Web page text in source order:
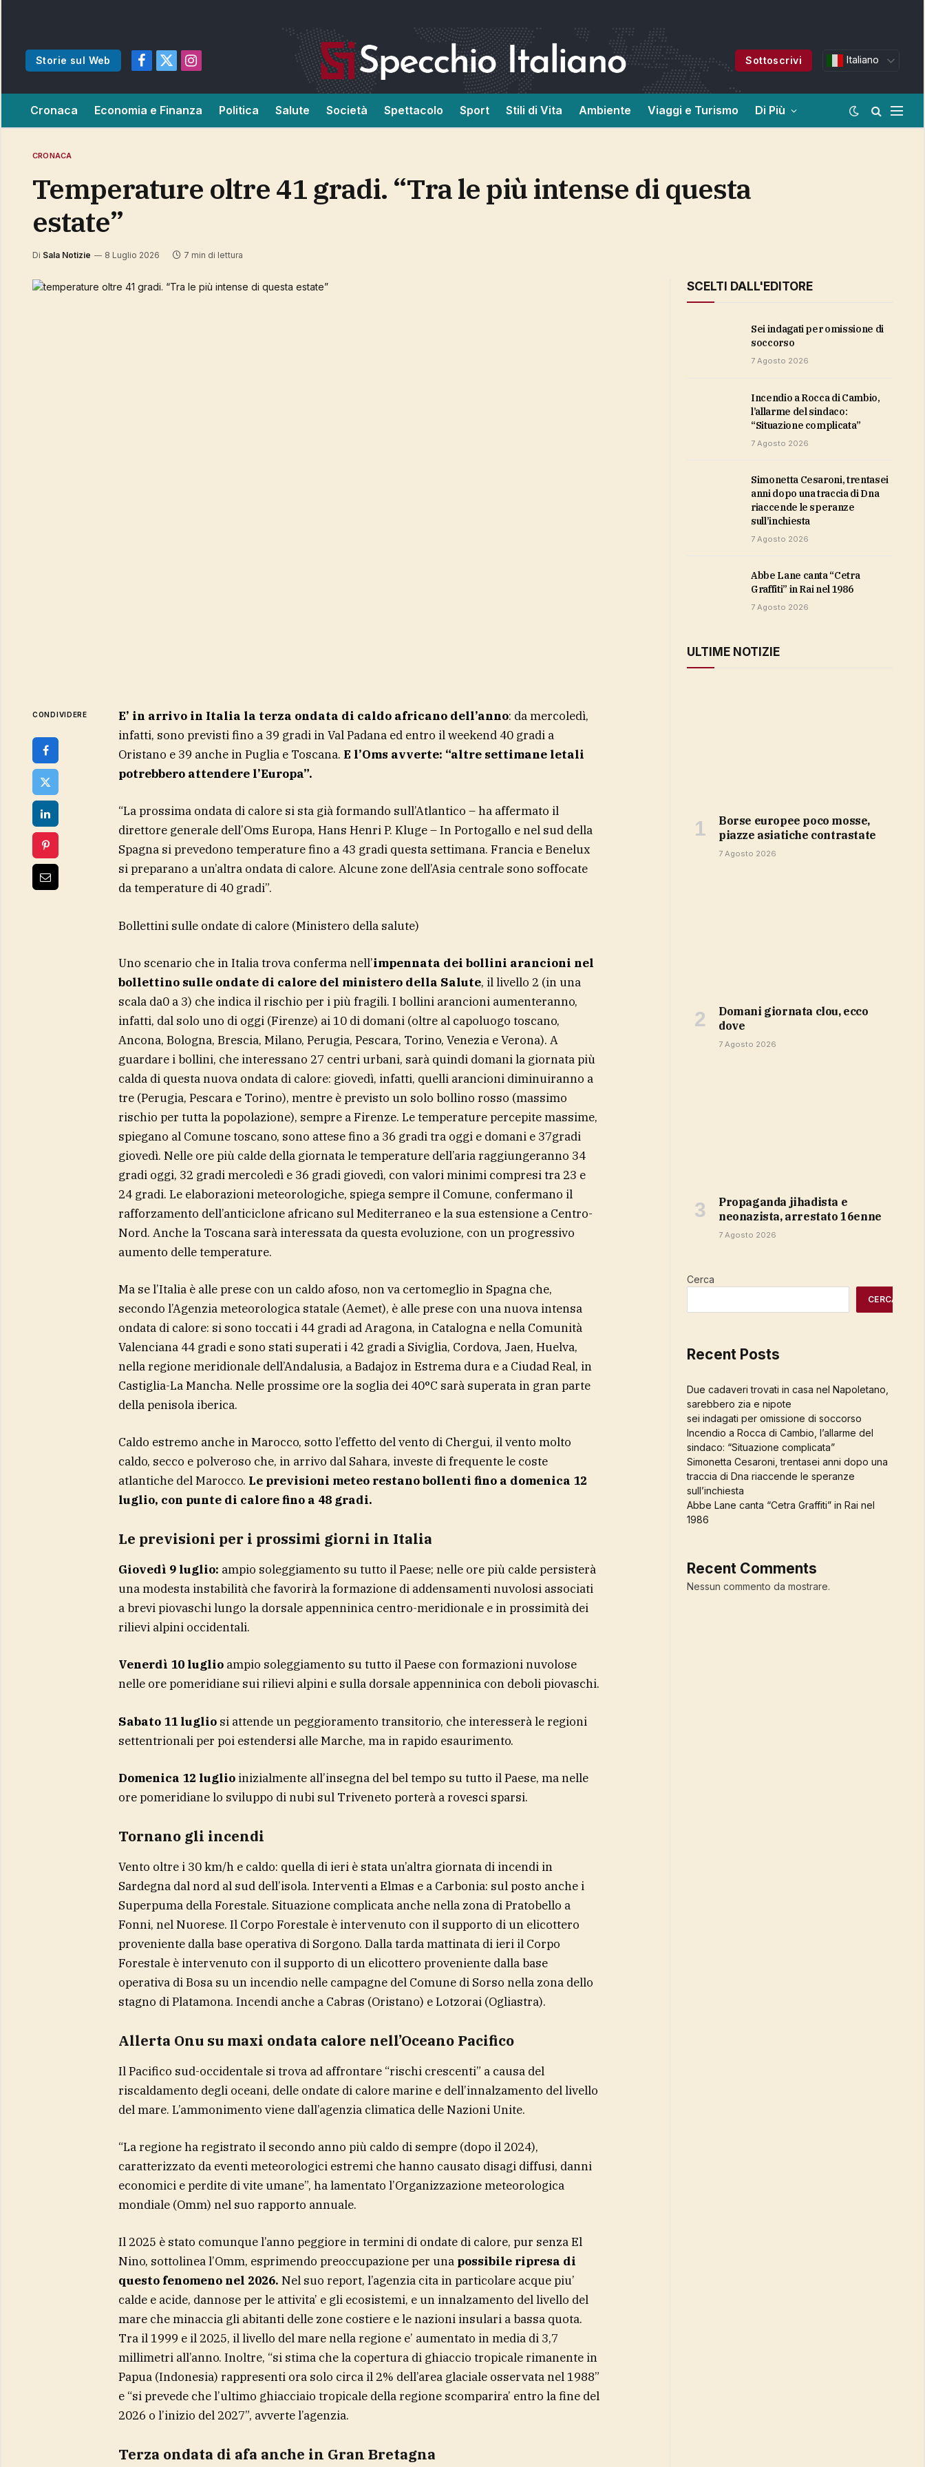
Storie sul Web
Facebook
X
Instagram
Sottoscrivi Italiano
Cronaca Economia e Finanza Politica Salute Società Spettacolo Sport Stili di Vita Ambiente Viaggi e Turismo Di Più
CRONACA
temperature oltre 41 gradi. “Tra le più intense di questa
estate”
Di Sala Notizie 8 Luglio 2026 7 min di lettura
CONDIVIDERE E’ in arrivo in Italia la terza ondata di caldo africano dell’anno: da mercoledì,
infatti, sono previsti fino a 39 gradi in Val Padana ed entro il weekend 40 gradi a
Oristano e 39 anche in Puglia e Toscana. E l’Oms avverte: “altre settimane letali
potrebbero attendere l’Europa”.
“La prossima ondata di calore si sta già formando sull’Atlantico – ha affermato il
direttore generale dell’Oms Europa, Hans Henri P. Kluge – In Portogallo e nel sud della
Spagna si prevedono temperature fino a 43 gradi questa settimana. Francia e Benelux
si preparano a un’altra ondata di calore. Alcune zone dell’Asia centrale sono soffocate
da temperature di 40 gradi”.
Bollettini sulle ondate di calore (Ministero della salute)
Uno scenario che in Italia trova conferma nell’impennata dei bollini arancioni nel
bollettino sulle ondate di calore del ministero della Salute, il livello 2 (in una
scala da0 a 3) che indica il rischio per i più fragili. I bollini arancioni aumenteranno,
infatti, dal solo uno di oggi (Firenze) ai 10 di domani (oltre al capoluogo toscano,
Ancona, Bologna, Brescia, Milano, Perugia, Pescara, Torino, Venezia e Verona). A
guardare i bollini, che interessano 27 centri urbani, sarà quindi domani la giornata più
calda di questa nuova ondata di calore: giovedì, infatti, quelli arancioni diminuiranno a
tre (Perugia, Pescara e Torino), mentre è previsto un solo bollino rosso (massimo
rischio per tutta la popolazione), sempre a Firenze. Le temperature percepite massime,
spiegano al Comune toscano, sono attese fino a 36 gradi tra oggi e domani e 37gradi
giovedì. Nelle ore più calde della giornata le temperature dell’aria raggiungeranno 34
gradi oggi, 32 gradi mercoledì e 36 gradi giovedì, con valori minimi compresi tra 23 e
24 gradi. Le elaborazioni meteorologiche, spiega sempre il Comune, confermano il
rafforzamento dell’anticiclone africano sul Mediterraneo e la sua estensione a Centro-
Nord. Anche la Toscana sarà interessata da questa evoluzione, con un progressivo
aumento delle temperature.
Ma se l’Italia è alle prese con un caldo afoso, non va certomeglio in Spagna che,
secondo l’Agenzia meteorologica statale (Aemet), è alle prese con una nuova intensa
ondata di calore: si sono toccati i 44 gradi ad Aragona, in Catalogna e nella Comunità
Valenciana 44 gradi e sono stati superati i 42 gradi a Siviglia, Cordova, Jaen, Huelva,
nella regione meridionale dell’Andalusia, a Badajoz in Estrema dura e a Ciudad Real, in
Castiglia-La Mancha. Nelle prossime ore la soglia dei 40°C sarà superata in gran parte
della penisola iberica.
Caldo estremo anche in Marocco, sotto l’effetto del vento di Chergui, il vento molto
caldo, secco e polveroso che, in arrivo dal Sahara, investe di frequente le coste
atlantiche del Marocco. Le previsioni meteo restano bollenti fino a domenica 12
luglio, con punte di calore fino a 48 gradi.
Le previsioni per i prossimi giorni in Italia
Giovedì 9 luglio: ampio soleggiamento su tutto il Paese; nelle ore più calde persisterà
una modesta instabilità che favorirà la formazione di addensamenti nuvolosi associati
a brevi piovaschi lungo la dorsale appenninica centro-meridionale e in prossimità dei
rilievi alpini occidentali.
Venerdì 10 luglio ampio soleggiamento su tutto il Paese con formazioni nuvolose
nelle ore pomeridiane sui rilievi alpini e sulla dorsale appenninica con deboli piovaschi.
Sabato 11 lugliosi attende un peggioramento transitorio, che interesserà le regioni
settentrionali per poi estendersi alle Marche, ma in rapido esaurimento.
Domenica 12 luglioinizialmente all’insegna del bel tempo su tutto il Paese, ma nelle
ore pomeridiane lo sviluppo di nubi sul Triveneto porterà a rovesci sparsi.
Tornano gli incendi
Vento oltre i 30 km/h e caldo: quella di ieri è stata un’altra giornata di incendi in
Sardegna dal nord al sud dell’isola. Interventi a Elmas e a Carbonia: sul posto anche i
Superpuma della Forestale. Situazione complicata anche nella zona di Pratobello a
Fonni, nel Nuorese. Il Corpo Forestale è intervenuto con il supporto di un elicottero
proveniente dalla base operativa di Sorgono. Dalla tarda mattinata di ieri il Corpo
Forestale è intervenuto con il supporto di un elicottero proveniente dalla base
operativa di Bosa su un incendio nelle campagne del Comune di Sorso nella zona dello
stagno di Platamona. Incendi anche a Cabras (Oristano) e Lotzorai (Ogliastra).
Allerta Onu su maxi ondata calore nell’Oceano Pacifico
Il Pacifico sud-occidentale si trova ad affrontare “rischi crescenti” a causa del
riscaldamento degli oceani, delle ondate di calore marine e dell’innalzamento del livello
del mare. L’ammonimento viene dall’agenzia climatica delle Nazioni Unite.
“La regione ha registrato il secondo anno più caldo di sempre (dopo il 2024),
caratterizzato da eventi meteorologici estremi che hanno causato disagi diffusi, danni
economici e perdite di vite umane”, ha lamentato l’Organizzazione meteorologica
mondiale (Omm) nel suo rapporto annuale.
Il 2025 è stato comunque l’anno peggiore in termini di ondate di calore, pur senza El
Nino, sottolinea l’Omm, esprimendo preoccupazione per una possibile ripresa di
questo fenomeno nel 2026. Nel suo report, l’agenzia cita in particolare acque piu’
calde e acide, dannose per le attivita’ e gli ecosistemi, e un innalzamento del livello del
mare che minaccia gli abitanti delle zone costiere e le nazioni insulari a bassa quota.
Tra il 1999 e il 2025, il livello del mare nella regione e’ aumentato in media di 3,7
millimetri all’anno. Inoltre, “si stima che la copertura di ghiaccio tropicale rimanente in
Papua (Indonesia) rappresenti ora solo circa il 2% dell’area glaciale osservata nel 1988”
e “si prevede che l’ultimo ghiacciaio tropicale della regione scomparira’ entro la fine del
2026 o l’inizio del 2027”, avverte l’agenzia.
Terza ondata di afa anche in Gran Bretagna
SCELTI DALL'EDITORE
sei indagati per omissione di
soccorso
7 Agosto 2026
Incendio a Rocca di Cambio,
l’allarme del sindaco:
“Situazione complicata”
7 Agosto 2026
Simonetta Cesaroni, trentasei
anni dopo una traccia di Dna
riaccende le speranze
sull’inchiesta
7 Agosto 2026
Abbe Lane canta “Cetra
Graffiti” in Rai nel 1986
7 Agosto 2026
ULTIME NOTIZIE
Borse europee poco mosse,
piazze asiatiche contrastate
7 Agosto 2026
domani giornata clou, ecco
dove
7 Agosto 2026
propaganda jihadista e
neonazista, arrestato 16enne
7 Agosto 2026
Cerca
CERCA
Recent Posts
Due cadaveri trovati in casa nel Napoletano,
sarebbero zia e nipote
sei indagati per omissione di soccorso
Incendio a Rocca di Cambio, l’allarme del
sindaco: “Situazione complicata”
Simonetta Cesaroni, trentasei anni dopo una
traccia di Dna riaccende le speranze
sull’inchiesta
Abbe Lane canta “Cetra Graffiti” in Rai nel
1986
Recent Comments
Nessun commento da mostrare.